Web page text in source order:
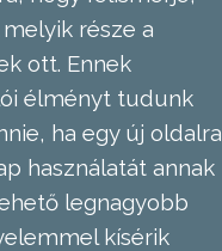
része a
ott. Ennek
élményt tudunk
ha egy új oldalra
használatát annak
legnagyobb
kísérik